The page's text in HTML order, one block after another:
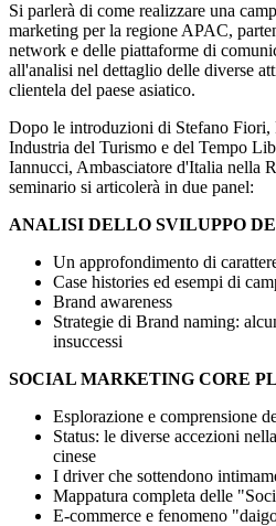
Si parlerà di come realizzare una
marketing per la regione APAC,
network e delle piattaforme di
all'analisi nel dettaglio delle diverse
clientela del paese asiatico.
Dopo le introduzioni di Stefano Fiori,
Industria del Turismo e del Tempo
Iannucci, Ambasciatore d'Italia nella
seminario si articolerà in due panel:
ANALISI DELLO SVILUPPO
Un approfondimento di
Case histories ed esempi di
Brand awareness
Strategie di Brand naming:
insuccessi
SOCIAL MARKETING CORE
Esplorazione e comprensione
Status: le diverse accezioni
cinese
I driver che sottendono
Mappatura completa delle
E-commerce e fenomeno